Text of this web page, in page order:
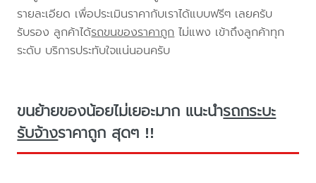
รายละเอียด เพื่อประเมินราคากับเราได้แบบฟรีๆ เลยครับ
รับรอง ลูกค้าได้รถขนของราคาถูก ไม่แพง เข้าถึงลูกค้าทุก
ระดับ บริการประทับใจแน่นอนครับ
ขนย้ายของน้อยไม่เยอะมาก แนะนำรถกระบะ
รับจ้างราคาถูก สุดๆ !!